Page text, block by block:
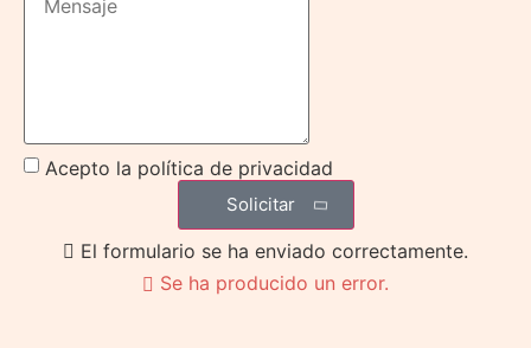
Acepto la política de privacidad
Solicitar
El formulario se ha enviado correctamente.
Se ha producido un error.